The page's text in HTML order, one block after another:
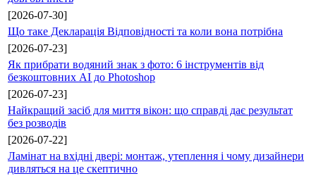
[2026-07-30]
Що таке Декларація Відповідності та коли вона потрібна
[2026-07-23]
Як прибрати водяний знак з фото: 6 інструментів від
безкоштовних AI до Photoshop
[2026-07-23]
Найкращий засіб для миття вікон: що справді дає результат
без розводів
[2026-07-22]
Ламінат на вхідні двері: монтаж, утеплення і чому дизайнери
дивляться на це скептично